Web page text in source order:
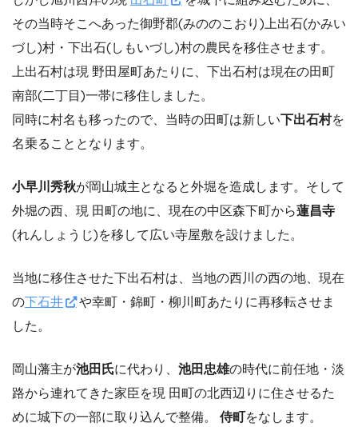
その当時そこへあった御野郡(みののこおり)上出石(かみい
づし)村・下出石(しもいづし)村の農民を移住させます。
上出石村は現 野田屋町あたりに、下出石村は現在の田町
南部(二丁目)一帯に移住しました。
同時に村名も移ったので、当時の田町は新しい下出石村を
名乗ることとなります。
小早川秀秋が岡山城主となると外堀を造成します。そして
外堀の西、現 田町の地に、現在の中区森下町から蓮昌寺
(れんしょうじ)を移して広い寺屋敷を設けました。
当地に移住させた下出石村は、当地の西川の西の地、現在
の下石井
や幸町・錦町・柳川町あたりに再移転させま
した。
岡山藩主が池田氏に代わり、 池田忠雄の時代に前任地・淡
路から連れてきた家臣を現 田町の北西辺りに住させるた
めに城下の一部に取り込んで整備。 侍町をなします。